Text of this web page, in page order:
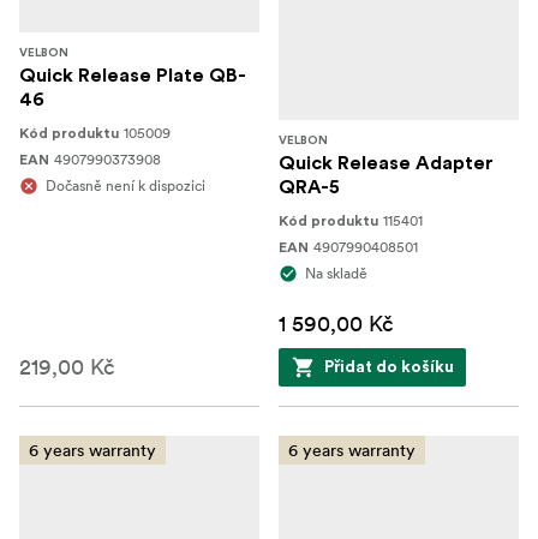
VELBON
Quick Release Plate QB-
46
Kód produktu 105009
EAN 4907990373908
Dočasně není k dispozici
219,00 Kč
VELBON
Quick Release Adapter
QRA-5
Kód produktu 115401
EAN 4907990408501
Na skladě
1 590,00 Kč
Přidat do košíku
6 years warranty 6 years warranty